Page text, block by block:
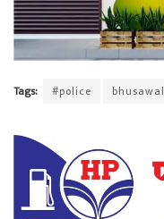
Tags: #police bhusawal